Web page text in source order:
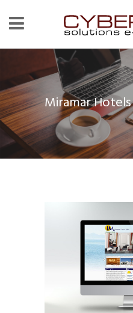
Miramar Hotels